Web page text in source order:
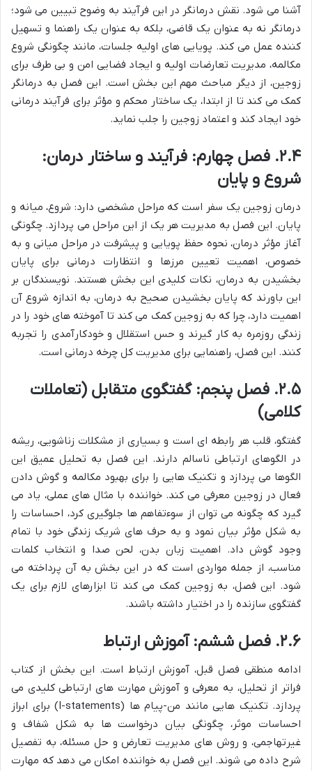
آشنا می شود. نقش درمانگر در این فرآیند به وضوح تبیین می شود؛
درمانگر نه به عنوان یک قاضی، بلکه به عنوان یک راهنما و تسهیل
کننده عمل می کند. پویایی های اولیه جلسات، مانند چگونگی شروع
مکالمه، مدیریت تعارضات اولیه و ایجاد فضایی امن و بی طرف برای
زوجین، از دیگر مباحث مهم این بخش است. این فصل به درمانگر
کمک می کند تا از ابتدا، یک ساختار محکم و مؤثر برای فرآیند درمانی
خود ایجاد کند و اعتماد زوجین را جلب نماید.
۲.۴. فصل چهارم: فرآیند و ساختار درمان:
شروع و پایان
درمان زوجین یک سفر است که مراحل مشخصی دارد: شروع، میانه و
پایان. این فصل به مدیریت هر یک از این مراحل می پردازد. چگونگی
آغاز مؤثر درمان، نحوه حفظ پویایی و پیشرفت در مراحل میانی و به
خصوص، اهمیت تعیین مرزها و انتظارات درمانی برای پایان
بخشیدن به درمان، نکات کلیدی این بخش هستند. نویسندگان بر
این باورند که پایان بخشیدن صحیح به درمان، به اندازه شروع آن
اهمیت دارد، چرا که به زوجین کمک می کند تا آموخته های خود را در
زندگی روزمره به کار گیرند و حس استقلال و خودکارآمدی را تجربه
کنند. این فصل، راهنمایی برای مدیریت کل چرخه درمانی است.
۲.۵. فصل پنجم: گفتگوی متقابل (تعاملات
کلامی)
گفتگو، قلب هر رابطه ای است و بسیاری از مشکلات زناشویی، ریشه
در الگوهای ارتباطی ناسالم دارند. این فصل به تحلیل عمیق این
الگوها می پردازد و تکنیک هایی را برای بهبود مکالمه و گوش دادن
فعال در زوجین معرفی می کند. خواننده با مثال های عملی، یاد می
گیرد که چگونه می توان از سوءتفاهم ها جلوگیری کرد، احساسات را
به شکل مؤثر بیان نمود و به حرف های شریک زندگی خود با تمام
وجود گوش داد. اهمیت زبان بدن، لحن صدا و انتخاب کلمات
مناسب، از جمله مواردی است که در این بخش به آن پرداخته می
شود. این فصل، به زوجین کمک می کند تا ابزارهای لازم برای یک
گفتگوی سازنده را در اختیار داشته باشند.
۲.۶. فصل ششم: آموزش ارتباط
ادامه منطقی فصل قبل، آموزش ارتباط است. این بخش از کتاب
فراتر از تحلیل، به معرفی و آموزش مهارت های ارتباطی کلیدی می
پردازد. تکنیک هایی مانند من-پیام ها (I-statements) برای ابراز
احساسات موثر، چگونگی بیان درخواست ها به شکل شفاف و
غیرتهاجمی، و روش های مدیریت تعارض و حل مسئله، به تفصیل
شرح داده می شوند. این فصل به خواننده امکان می دهد که مهارت